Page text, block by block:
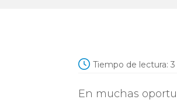
Tiempo de lectura: 3
En muchas